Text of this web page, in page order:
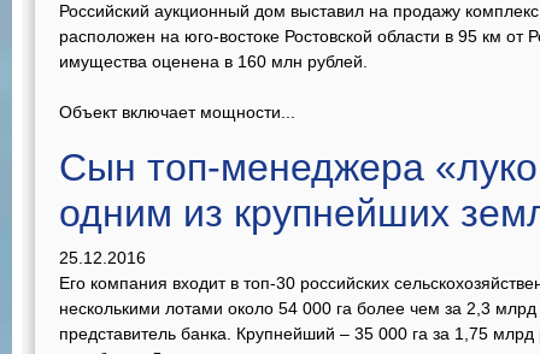
Российский аукционный дом выставил на продажу
расположен на юго-востоке Ростовской области в 95 км от
имущества оценена в 160 млн рублей.
Объект включает мощности...
Сын топ-менеджера
одним из крупнейших
25.12.2016
Его компания входит в топ-30 российских
несколькими лотами около 54 000 га более чем за 2,3
представитель банка. Крупнейший – 35 000 га за 1,75